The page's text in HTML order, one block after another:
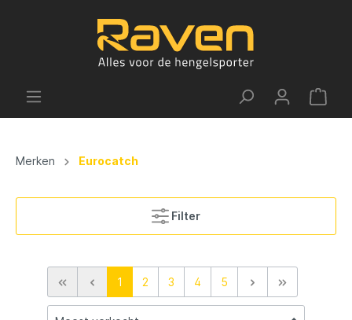
Merken Eurocatch
Filter
1 2 3 4 5